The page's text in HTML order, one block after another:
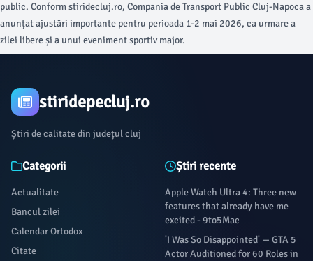
public. Conform stiridecluj.ro, Compania de Transport Public Cluj-Napoca a
anunțat ajustări importante pentru perioada 1-2 mai 2026, ca urmare a
zilei libere și a unui eveniment sportiv major.
stiridepecluj.ro
Știri de calitate din județul cluj
Categorii
Actualitate
Bancul zilei
Calendar Ortodox
Citate
Știri recente
Apple Watch Ultra 4: Three new
features that already have me
excited - 9to5Mac
'I Was So Disappointed' — GTA 5
Actor Auditioned for 60 Roles in